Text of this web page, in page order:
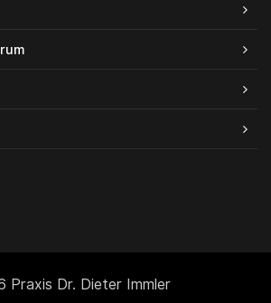
Praxis Dr. Dieter Immler